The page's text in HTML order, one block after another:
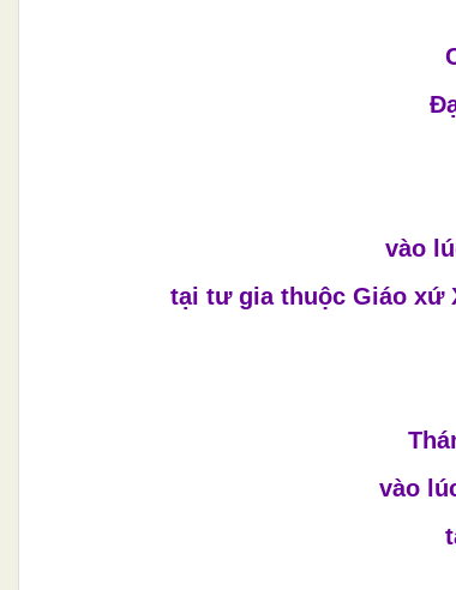
vào
tại tư gia thuộc Giáo xứ
vào